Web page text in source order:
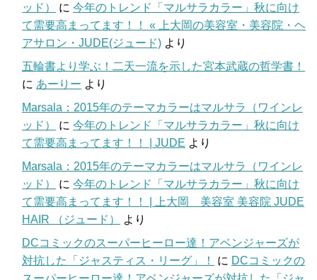
ッド）
に 今年のトレンド「マルサラカラー」秋に向け
て需要高まってます！！ « 上大岡の美容室・美容院・ヘ
アサロン・JUDE(ジュード) より
五輪書より学ぶ！二天一流を示した宮本武蔵の哲学書！
に あーりー より
Marsala：2015年のテーマカラーはマルサラ（ワインレ
ッド）
に 今年のトレンド「マルサラカラー」秋に向け
て需要高まってます！！ | JUDE より
Marsala：2015年のテーマカラーはマルサラ（ワインレ
ッド）
に 今年のトレンド「マルサラカラー」秋に向け
て需要高まってます！！ | 上大岡 美容室 美容院 JUDE
HAIR （ジュード）
より
DCコミックのスーパーヒーロー達！アベンジャーズが
対抗した「ジャスティス・リーグ」！
に DCコミックの